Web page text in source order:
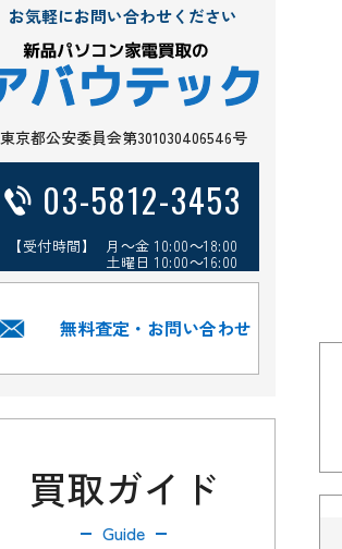
お気軽にお問い合わせください
東京都公安委員会第301030406546号
03-5812-3453
【受付時間】 月～金 10:00～18:00
土曜日 10:00～16:00
無料査定・お問い合わせ
買取ガイド
Guide